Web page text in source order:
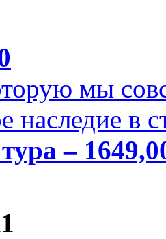
мы
наследие в
–